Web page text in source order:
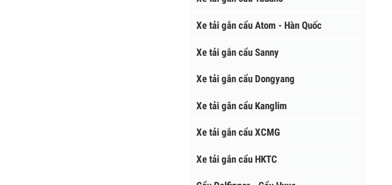
Xe tải gắn cẩu Unic
Xe tải gắn cẩu Tadano
Xe tải gắn cẩu Atom - Hàn Quốc
Xe tải gắn cẩu Sanny